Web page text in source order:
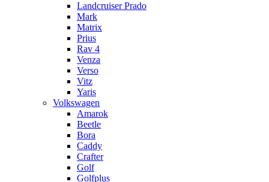
Landcruiser Prado
Mark
Matrix
Prius
Rav 4
Venza
Verso
Vitz
Yaris
Volkswagen
Amarok
Beetle
Bora
Caddy
Crafter
Golf
Golfplus